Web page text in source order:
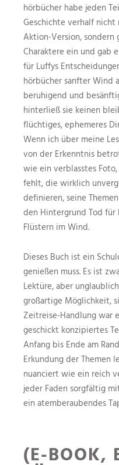
hörbücher habe jeden
Geschichte verhalf nicht
Aktion-Version,
Charaktere ein und gab
für Luffys
hörbücher sanfter Wind
beruhigend und
hinterließ sie keinen
flüchtiges, ephemeres
Wenn ich über meine
von der Erkenntnis
wie ein verblasstes
fehlt, die wirklich
definieren, seine
den Hintergrund Tod für
Flüstern im Wind.
Dieses Buch ist ein
genießen muss. Es ist
Lektüre, aber
großartige Möglichkeit,
Zeitreise-Handlung war
geschickt konzipiertes
Anfang bis Ende am
Erkundung der Themen
nuanciert wie ein reich
jeder Faden sorgfältig
ein atemberaubendes
(E-BOOK,